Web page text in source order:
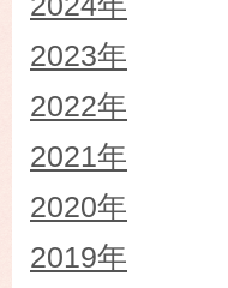
2023年
2022年
2021年
2020年
2019年